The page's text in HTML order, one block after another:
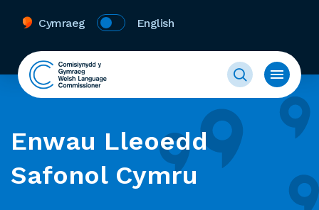
Cymraeg English
Enwau Lleoedd
Safonol Cymru